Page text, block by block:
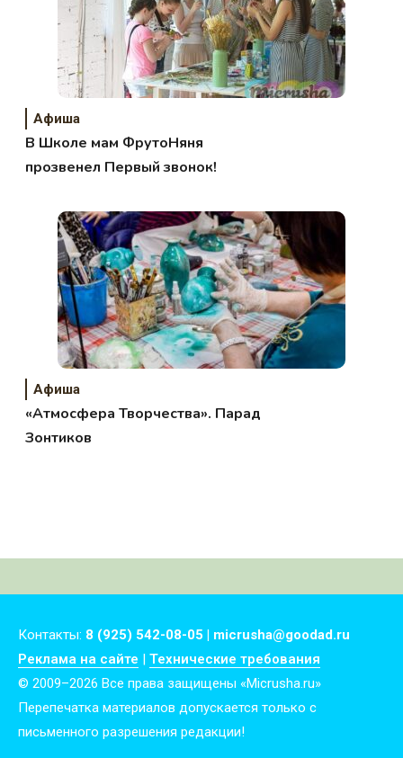
Афиша
В Школе мам ФрутоНяня
прозвенел Первый звонок!
Афиша
«Атмосфера Творчества». Парад
Зонтиков
Контакты: 8 (925) 542-08-05 | micrusha@goodad.ru
Реклама на сайте | Технические требования
© 2009–2026 Все права защищены «Micrusha.ru»
Перепечатка материалов допускается только с
письменного разрешения редакции!